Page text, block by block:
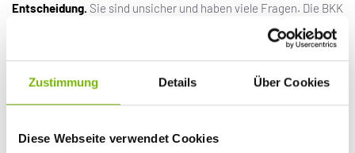
Zustimmung Details Über Cookies
Diese Webseite verwendet Cookies
Entscheidung. Sie sind unsicher und haben viele Fragen. Die BKK
GILDEMEISTER SEIDENSTICKER unterstützt Sie als Versicherte
Kostenerstattung